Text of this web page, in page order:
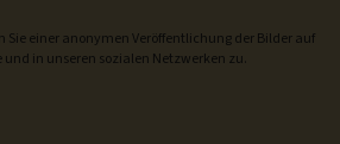
Sie einer anonymen Veröffentlichung der Bilder auf
und in unseren sozialen Netzwerken zu.